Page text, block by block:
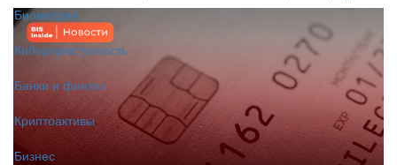
Биометрия
Киберпреступность
Банки и финтех
Криптоактивы
Бизнес